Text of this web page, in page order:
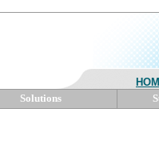
Solutions